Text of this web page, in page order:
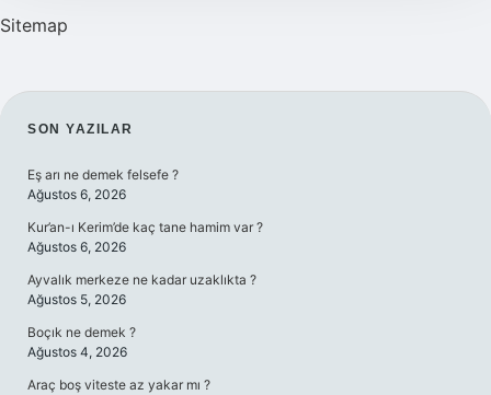
Sitemap
SIDEBAR
SON YAZILAR
Eş arı ne demek felsefe ?
Ağustos 6, 2026
Kur’an-ı Kerim’de kaç tane hamim var ?
Ağustos 6, 2026
Ayvalık merkeze ne kadar uzaklıkta ?
Ağustos 5, 2026
Boçık ne demek ?
Ağustos 4, 2026
Araç boş viteste az yakar mı ?